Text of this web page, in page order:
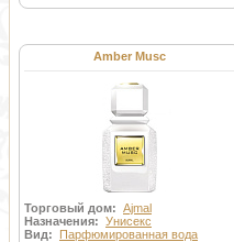
Amber Musc
Торговый дом: Ajmal
Назначения: Унисекс
Вид: Парфюмированная вода